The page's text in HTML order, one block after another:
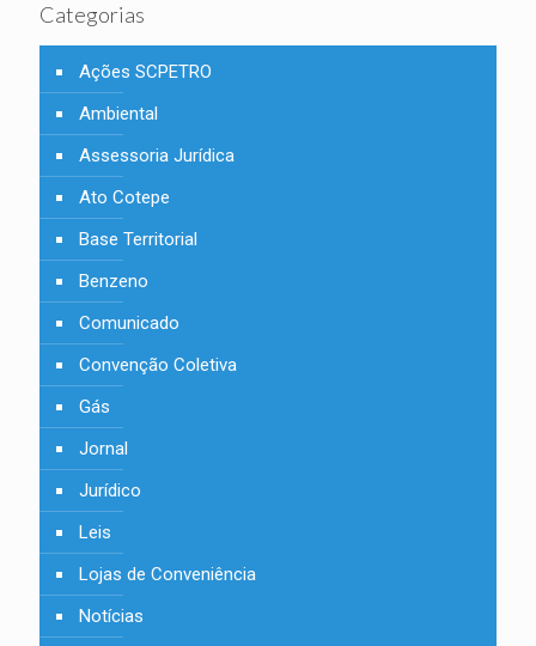
Categorias
Ações SCPETRO
Ambiental
Assessoria Jurídica
Ato Cotepe
Base Territorial
Benzeno
Comunicado
Convenção Coletiva
Gás
Jornal
Jurídico
Leis
Lojas de Conveniência
Notícias